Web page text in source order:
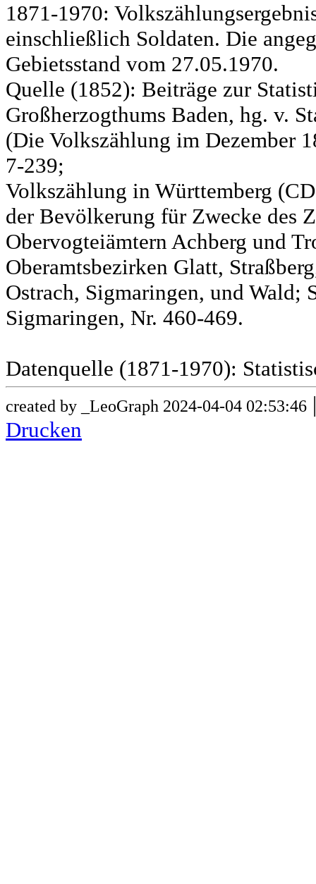
1871-1970:
einschließlich Soldaten. Die
Gebietsstand vom 27.05.1970.
Quelle (1852): Beiträge zur
Großherzogthums Baden, hg. v.
(Die Volkszählung im Dezember
7-239;
Volkszählung in Württemberg
der Bevölkerung für Zwecke des
Obervogteiämtern Achberg und
Oberamtsbezirken Glatt,
Ostrach, Sigmaringen, und Wald;
Sigmaringen, Nr. 460-469.
Datenquelle (1871-1970):
created by _LeoGraph 2024-04-04 02:53:46
Drucken